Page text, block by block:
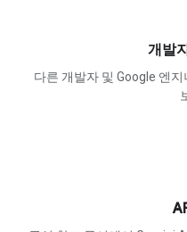
개발
다른 개발자 및 Google 엔